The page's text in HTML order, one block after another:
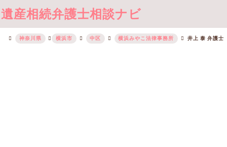
遺産相続弁護士相談ナビ
神奈川県 横浜市 中区 横浜みやこ法律事務所 井上 泰 弁護士